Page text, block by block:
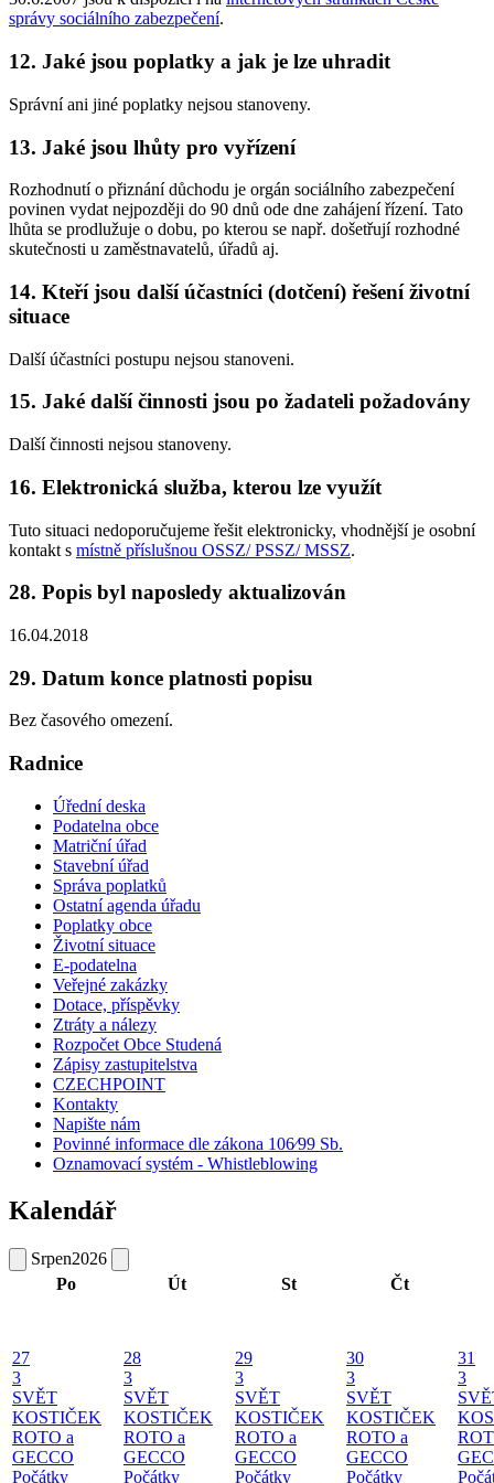
správy sociálního zabezpečení.
12. Jaké jsou poplatky a jak je lze uhradit
Správní ani jiné poplatky nejsou stanoveny.
13. Jaké jsou lhůty pro vyřízení
Rozhodnutí o přiznání důchodu je orgán sociálního zabezpečení
povinen vydat nejpozději do 90 dnů ode dne zahájení řízení. Tato
lhůta se prodlužuje o dobu, po kterou se např. došetřují rozhodné
skutečnosti u zaměstnavatelů, úřadů aj.
14. Kteří jsou další účastníci (dotčení) řešení životní
situace
Další účastníci postupu nejsou stanoveni.
15. Jaké další činnosti jsou po žadateli požadovány
Další činnosti nejsou stanoveny.
16. Elektronická služba, kterou lze využít
Tuto situaci nedoporučujeme řešit elektronicky, vhodnější je osobní
kontakt s místně příslušnou OSSZ/ PSSZ/ MSSZ.
28. Popis byl naposledy aktualizován
16.04.2018
29. Datum konce platnosti popisu
Bez časového omezení.
Radnice
Úřední deska
Podatelna obce
Matriční úřad
Stavební úřad
Správa poplatků
Ostatní agenda úřadu
Poplatky obce
Životní situace
E-podatelna
Veřejné zakázky
Dotace, příspěvky
Ztráty a nálezy
Rozpočet Obce Studená
Zápisy zastupitelstva
CZECHPOINT
Kontakty
Napište nám
Povinné informace dle zákona 106⁄99 Sb.
Oznamovací systém - Whistleblowing
Kalendář
Srpen2026
Po
Út St Čt
27
3
SVĚT
KOSTIČEK
ROTO a
GECCO
Počátky
28
3
SVĚT
KOSTIČEK
ROTO a
GECCO
Počátky
29
3
SVĚT
KOSTIČEK
ROTO a
GECCO
Počátky
30
3
SVĚT
KOSTIČEK
ROTO a
GECCO
Počátky
31
3